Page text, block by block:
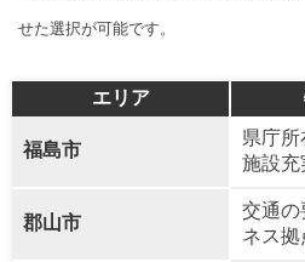
せた選択が可能です。
エリア
福島市
県庁所
施設充
郡山市
交通の
ネス拠